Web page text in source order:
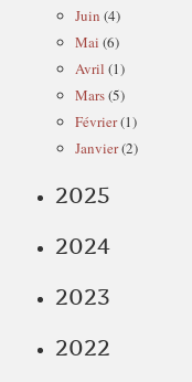
Juin (4)
Mai (6)
Avril (1)
Mars(5)
Février(1)
Janvier(2)
2025
2024
2023
2022